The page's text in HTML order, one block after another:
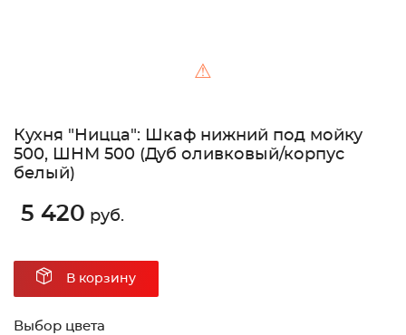
⚠
Кухня "Ницца": Шкаф нижний под мойку
500, ШНМ 500 (Дуб оливковый/корпус
белый)
5 420 руб.
В корзину
Выбор цвета